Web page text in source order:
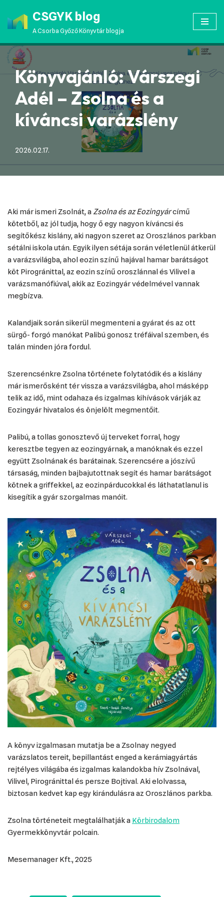
Skip
content
CSGYK blog
A Csorba Győző Könyvtár blogja
Könyvajánló: Várszegi
Adél – Zsolna és a
kíváncsi varázslény
2026.02.17.
Aki már ismeri Zsolnát, aZsolna és az Eozingyárcímű
kötetből, az jól tudja, hogy ő egy nagyon kíváncsi és
segítőkész kislány, aki nagyon szeret az Oroszlános parkban
sétálni iskola után. Egyik ilyen sétája során véletlenül átkerül
a varázsvilágba, ahol eozin színű hajával hamar barátságot
köt Pirogránittal, az eozin színű oroszlánnal és Vilivel a
varázsmanófiúval, akik az Eozingyár védelmével vannak
megbízva.
Kalandjaik során sikerül megmenteni a gyárat és az ott
sürgő- forgó manókat Palibú gonosz tréfáival szemben, és
talán minden jóra fordul.
Szerencsénkre Zsolna története folytatódik és a kislány
már ismerősként tér vissza a varázsvilágba, ahol másképp
telik az idő, mint odahaza és izgalmas kihívások várják az
Eozingyár hivatalos és önjelölt megmentőit.
Palibú, a tollas gonosztevő új terveket forral, hogy
keresztbe tegyen az eozingyárnak, a manóknak és ezzel
együtt Zsolnának és barátainak. Szerencsére a jószívű
társaság, minden bajbajutottnak segít és hamar barátságot
kötnek a griffekkel, az eozinpárducokkal és láthatatlanul is
kisegítik a gyár szorgalmas manóit.
A könyv izgalmasan mutatja be a Zsolnay negyed
varázslatos tereit, bepillantást enged a kerámiagyártás
rejtélyes világába és izgalmas kalandokba hív Zsolnával,
Vilivel, Pirogránittal és persze Bojtival. Aki elolvassa,
biztosan kedvet kap egy kirándulásra az Oroszlános parkba.
Zsolna történeteit megtalálhatják a Körbirodalom
Gyermekkönyvtár polcain.
Mesemanager Kft., 2025